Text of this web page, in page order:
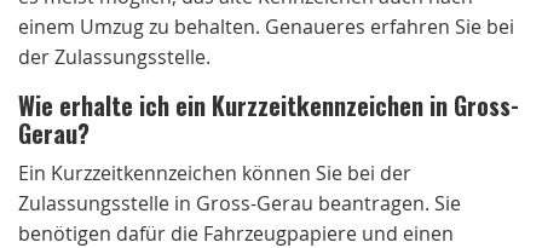
einem Umzug zu behalten. Genaueres erfahren Sie bei
der Zulassungsstelle.
Wie erhalte ich ein Kurzzeitkennzeichen in Gross-
Gerau?
Ein Kurzzeitkennzeichen können Sie bei der
Zulassungsstelle in Gross-Gerau beantragen. Sie
benötigen dafür die Fahrzeugpapiere und einen